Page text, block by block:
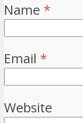
Name *
Email *
Website